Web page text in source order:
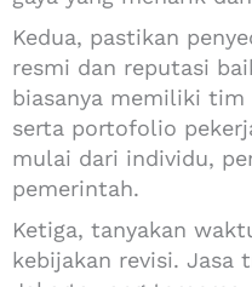
Kedua, pastikan
resmi dan reputasi
biasanya memiliki
serta portofolio
mulai dari individu,
pemerintah.
Ketiga, tanyakan
kebijakan revisi. Jasa